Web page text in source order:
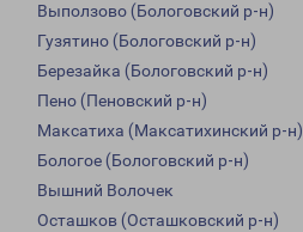
Выползово (Бологовский р-н)
Гузятино (Бологовский р-н)
Березайка (Бологовский р-н)
Пено (Пеновский р-н)
Максатиха (Максатихинский р-н)
Бологое (Бологовский р-н)
Вышний Волочек
Осташков (Осташковский р-н)